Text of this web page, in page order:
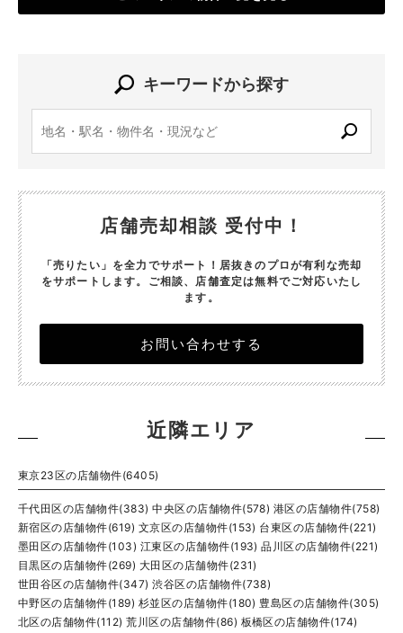
キーワードから探す
店舗売却相談 受付中！
「売りたい」を全力でサポート！居抜きのプロが有利な売却
をサポートします。 ご相談、店舗査定は無料でご対応いたし
ます。
お問い合わせする
近隣エリア
東京23区の店舗物件(6405)
千代田区の店舗物件(383) 中央区の店舗物件(578) 港区の店舗物件(758)
新宿区の店舗物件(619) 文京区の店舗物件(153) 台東区の店舗物件(221)
墨田区の店舗物件(103) 江東区の店舗物件(193) 品川区の店舗物件(221)
目黒区の店舗物件(269) 大田区の店舗物件(231)
世田谷区の店舗物件(347) 渋谷区の店舗物件(738)
中野区の店舗物件(189) 杉並区の店舗物件(180) 豊島区の店舗物件(305)
北区の店舗物件(112) 荒川区の店舗物件(86) 板橋区の店舗物件(174)